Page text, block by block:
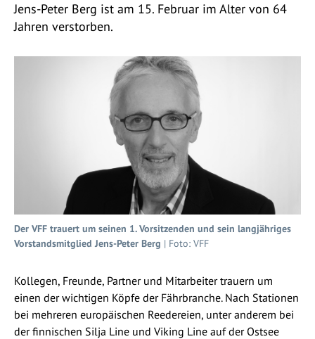
Jens-Peter Berg ist am 15. Februar im Alter von 64
Jahren verstorben.
Der VFF trauert um seinen 1. Vorsitzenden und sein langjähriges
Vorstandsmitglied Jens-Peter Berg | Foto: VFF
Kollegen, Freunde, Partner und Mitarbeiter trauern um
einen der wichtigen Köpfe der Fährbranche. Nach Stationen
bei mehreren europäischen Reedereien, unter anderem bei
der finnischen Silja Line und Viking Line auf der Ostsee